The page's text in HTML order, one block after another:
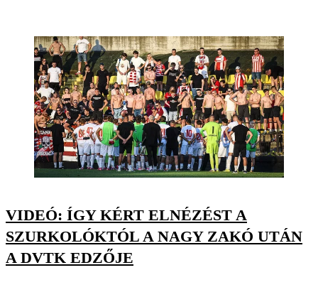
VIDEÓ: ÍGY KÉRT ELNÉZÉST A
SZURKOLÓKTÓL A NAGY ZAKÓ UTÁN
A DVTK EDZŐJE